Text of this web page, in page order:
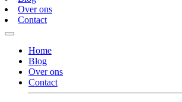
Over ons
Contact
Home
Blog
Over ons
Contact